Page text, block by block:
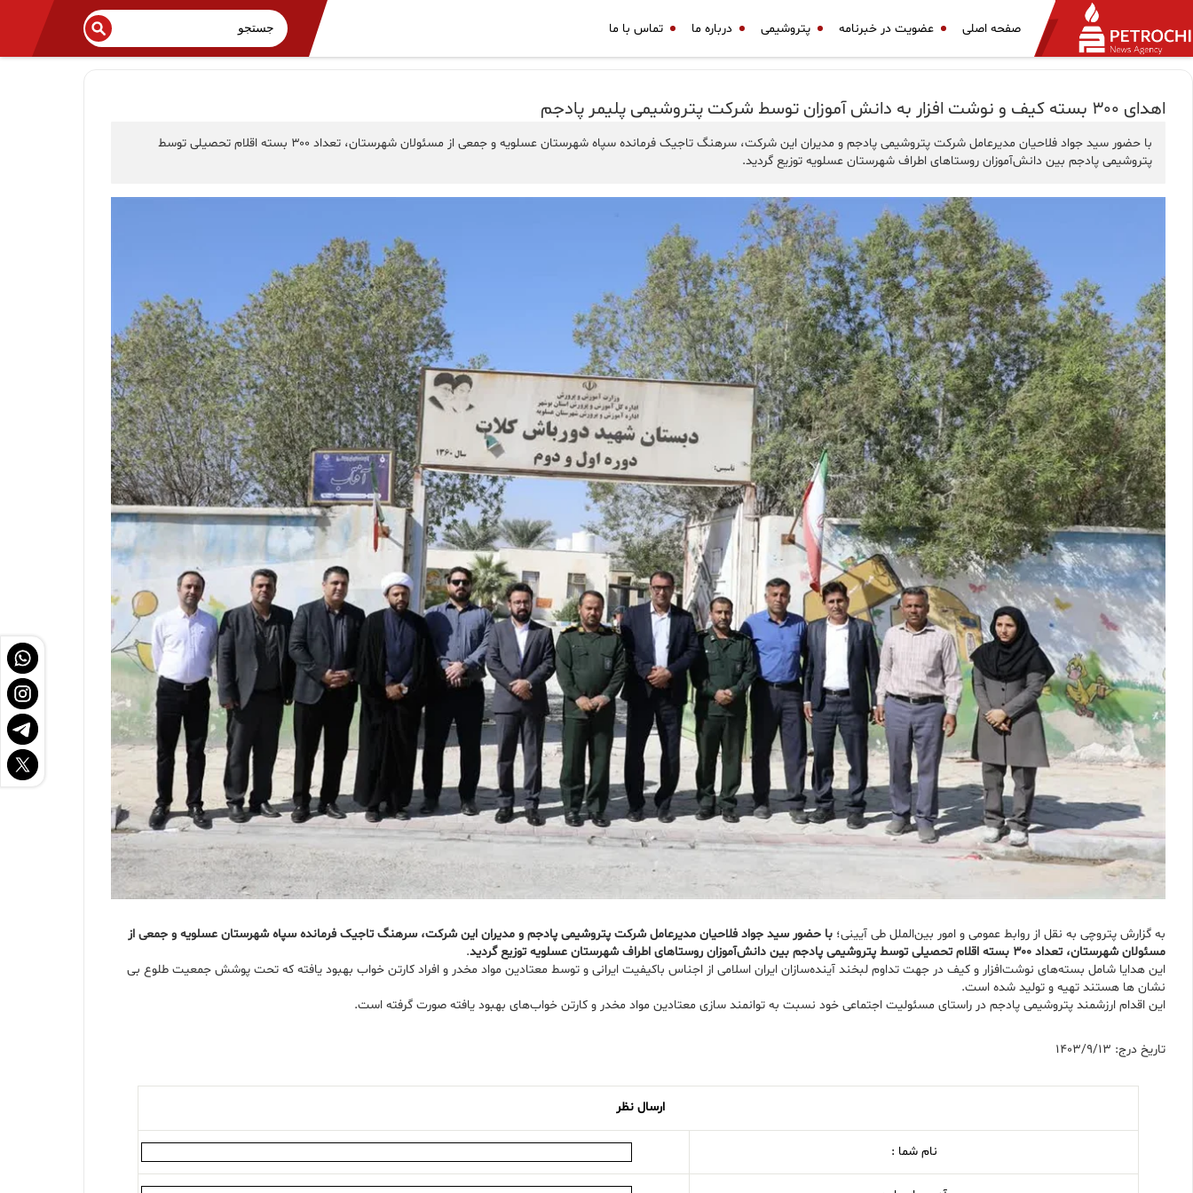
صفحه اصلی عضویت در خبرنامه پتروشیمی درباره ما تماس با ما
اهدای ۳۰۰ بسته کیف و نوشت افزار به دانش آموزان توسط شرکت پتروشیمی‌ پلیمر پادجم
با حضور سید جواد فلاحیان مدیرعامل شرکت پتروشیمی پادجم و مدیران این شرکت، سرهنگ تاجیک فرمانده سپاه شهرستان عسلویه و جمعی از مسئولان شهرستان، تعداد ۳۰۰ بسته اقلام تحصیلی توسط
پتروشیمی پادجم بین دانش‌آموزان روستاهای اطراف شهرستان عسلویه توزیع گردید.
به گزارش پتروچی به نقل از روابط عمومی و امور بین‌الملل طی آیینی؛ با حضور سید جواد فلاحیان مدیرعامل شرکت پتروشیمی پادجم و مدیران این شرکت، سرهنگ تاجیک فرمانده سپاه شهرستان عسلویه و جمعی از
مسئولان شهرستان، تعداد ۳۰۰ بسته اقلام تحصیلی توسط پتروشیمی پادجم بین دانش‌آموزان روستاهای اطراف شهرستان عسلویه توزیع گردید
.
این هدایا شامل بسته‌های نوشت‌افزار و کیف در جهت تداوم لبخند آینده‌سازان ایران اسلامی از اجناس باکیفیت ایرانی و توسط معتادین مواد مخدر و افراد کارتن خواب بهبود یافته که تحت پوشش جمعیت طلوع بی
نشان ها هستند تهیه و تولید شده است.
این اقدام ارزشمند پتروشیمی پادجم در راستای مسئولیت اجتماعی خود نسبت به توانمند سازی معتادین مواد مخدر و کارتن خواب‌های بهبود یافته صورت گرفته است.
تاریخ درج: 1403/9/13
ارسال نظر
نام شما :